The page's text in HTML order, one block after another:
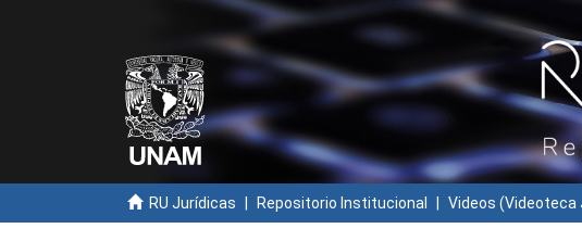
RU Jurídicas Repositorio Institucional Videos (Videoteca